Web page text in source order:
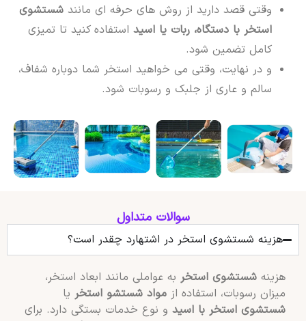
وقتی قصد دارید از روش های حرفه ای مانند شستشوی
استخر با دستگاه، ربات یا اسیداستفاده کنید تا تمیزی
کامل تضمین شود.
و در نهایت، وقتی می خواهید استخر شما دوباره شفاف،
سالم و عاری از جلبک و رسوبات شود.
سوالات متداول
هزینه شستشوی استخر در اشتهارد چقدر است؟
هزینه شستشوی استخربه عواملی مانند ابعاد استخر،
میزان رسوبات، استفاده از مواد شستشو استخریا
شستشوی استخر با اسیدو نوع خدمات بستگی دارد. برای